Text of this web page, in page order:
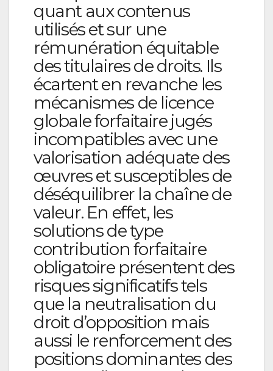
quant aux contenus
utilisés et sur une
rémunération équitable
des titulaires de droits. Ils
écartent en revanche les
mécanismes de licence
globale forfaitaire jugés
incompatibles avec une
valorisation adéquate des
œuvres et susceptibles de
déséquilibrer la chaîne de
valeur. En effet, les
solutions de type
contribution forfaitaire
obligatoire présentent des
risques significatifs tels
que la neutralisation du
droit d’opposition mais
aussi le renforcement des
positions dominantes des